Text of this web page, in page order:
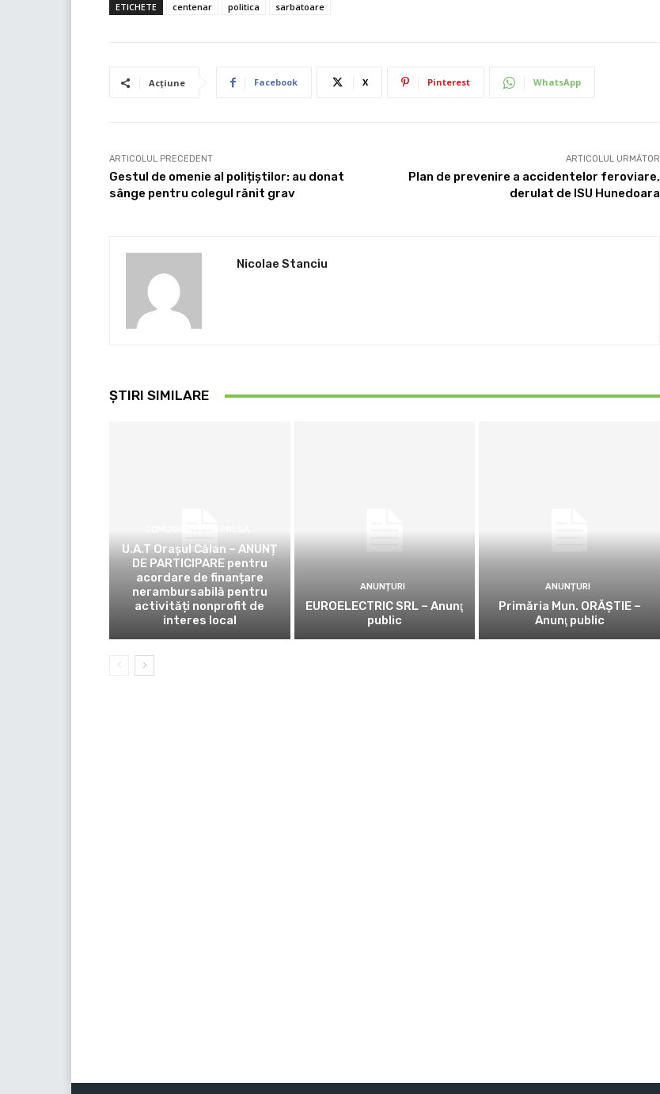
ETICHETE centenar politica sarbatoare
Acțiune Facebook X Pinterest WhatsApp
ARTICOLUL PRECEDENT
Gestul de omenie al polițiștilor: au donat
sânge pentru colegul rănit grav
ARTICOLUL URMĂTOR
Plan de prevenire a accidentelor feroviare,
derulat de ISU Hunedoara
Nicolae Stanciu
ȘTIRI SIMILARE
U.A.T Orașul Călan – ANUNȚ
DE PARTICIPARE pentru
acordare de finanțare
nerambursabilă pentru
activități nonprofit de
interes local
ANUNȚURI
EUROELECTRIC SRL – Anunţ
public
ANUNȚURI
Primăria Mun. ORĂȘTIE –
Anunţ public